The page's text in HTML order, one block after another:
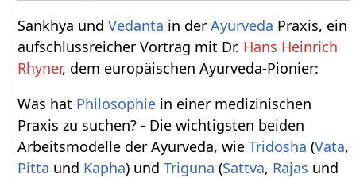
Sankhya undVedanta in derAyurveda Praxis, ein
aufschlussreicher Vortrag mit Dr. Hans Heinrich
Rhyner, dem europäischen Ayurveda-Pionier:
Was hat Philosophie in einer medizinischen
Praxis zu suchen? - Die wichtigsten beiden
Arbeitsmodelle der Ayurveda, wieTridosha (Vata,
Pitta und Kapha) undTriguna (Sattva, Rajas und